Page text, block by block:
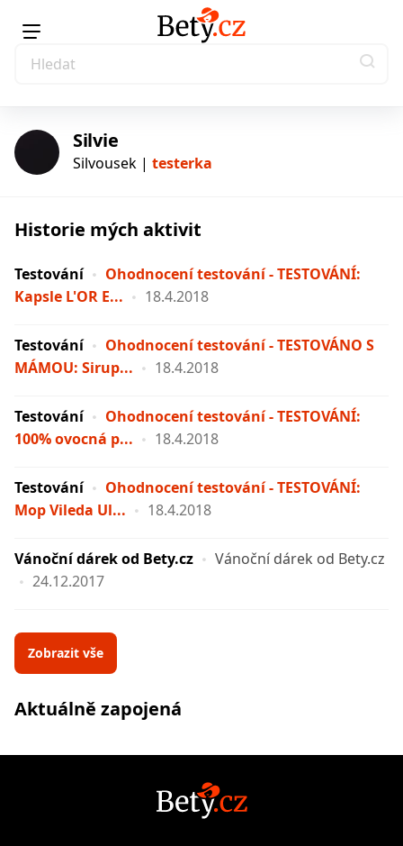
testerka
Silvie
Silvousek | testerka
Historie mých aktivit
Testování
Ohodnocení testování - TESTOVÁNÍ:
Kapsle L'OR E...
18.4.2018
Testování
Ohodnocení testování - TESTOVÁNO S
MÁMOU: Sirup...
18.4.2018
Testování
Ohodnocení testování - TESTOVÁNÍ:
100% ovocná p...
18.4.2018
Testování
Ohodnocení testování - TESTOVÁNÍ:
Mop Vileda Ul...
18.4.2018
Vánoční dárek od Bety.cz
Vánoční dárek od Bety.cz
24.12.2017
Zobrazit vše
Aktuálně zapojená